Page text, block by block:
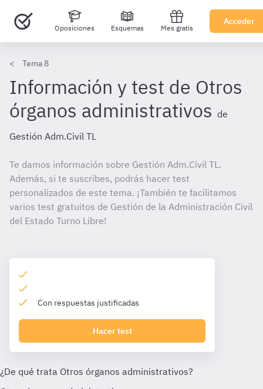
Oposiciones Esquemas Mes gratis
Acceder
Tema 8
Información y test de Otros
órganos administrativos de
Gestión Adm.Civil TL
Te damos información sobre Gestión Adm.Civil TL.
Además, si te suscribes, podrás hacer test
personalizados de este tema. ¡También te facilitamos
varios test gratuitos de Gestión de la Administración Civil
del Estado Turno Libre!
Con respuestas justificadas
Hacer test